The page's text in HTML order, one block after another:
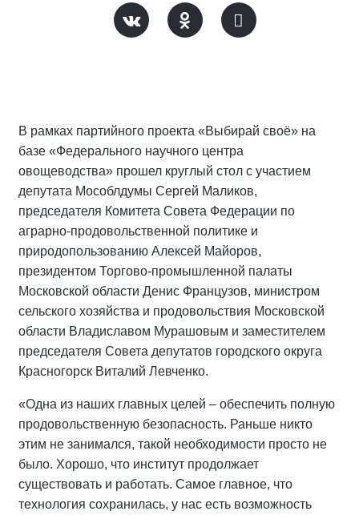
В рамках партийного проекта «Выбирай своё» на
базе «Федерального научного центра
овощеводства» прошел круглый стол с участием
депутата Мособлдумы Сергей Маликов,
председателя Комитета Совета Федерации по
аграрно-продовольственной политике и
природопользованию Алексей Майоров,
президентом Торгово-промышленной палаты
Московской области Денис Французов, министром
сельского хозяйства и продовольствия Московской
области Владиславом Мурашовым и заместителем
председателя Совета депутатов городского округа
Красногорск Виталий Левченко.
«Одна из наших главных целей – обеспечить полную
продовольственную безопасность. Раньше никто
этим не занимался, такой необходимости просто не
было. Хорошо, что институт продолжает
существовать и работать. Самое главное, что
технология сохранилась, у нас есть возможность